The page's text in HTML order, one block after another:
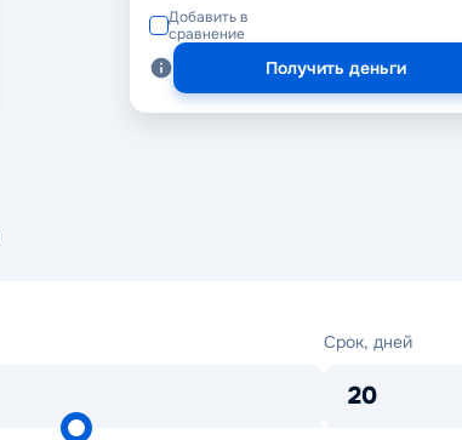
Добавить в
сравнение
Получить деньги
Срок, дней
20
Срок,